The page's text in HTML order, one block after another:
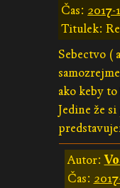
Čas: 2017-
Titulek:
Sebectvo (
ako keby
Jedine že
Autor:
Čas: